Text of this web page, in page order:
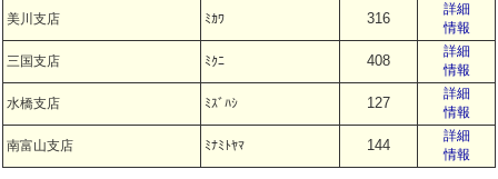
美川支店 ﾐｶﾜ 316
詳細
情報
三国支店 ﾐｸﾆ 408
詳細
情報
水橋支店 ﾐｽﾞﾊｼ 127
詳細
情報
南富山支店 ﾐﾅﾐﾄﾔﾏ 144
詳細
情報